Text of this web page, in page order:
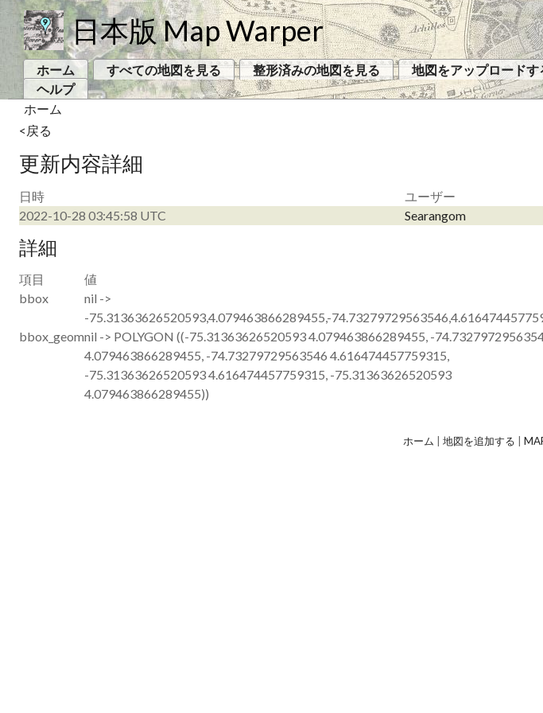
日本版 Map Warper
ホーム すべての地図を見る 整形済みの地図を見る 地図をアップロードす
ヘルプ
ホーム
<戻る
更新内容詳細
日時 ユーザー
2022-10-28 03:45:58 UTC
Searangom
詳細
項目
値
bbox
nil ->
-75.31363626520593,4.079463866289455,-
bbox_geomnil -> POLYGON ((-75.31363626520593 4.079463866289455, -
4.079463866289455, -74.73279729563546 4.616474457759315,
-75.31363626520593 4.616474457759315, -75.31363626520593
4.079463866289455))
ホーム | 地図を追加する |